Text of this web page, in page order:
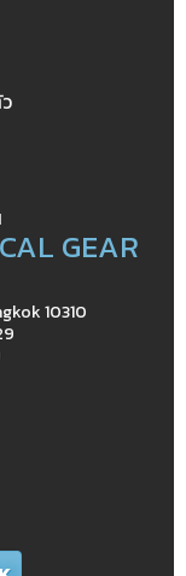
GEAR
10310